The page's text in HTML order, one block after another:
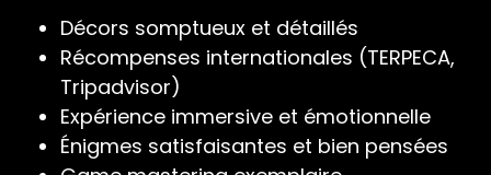
Décors somptueux et détaillés
Récompenses internationales (TERPECA,
Tripadvisor)
Expérience immersive et émotionnelle
Énigmes satisfaisantes et bien pensées